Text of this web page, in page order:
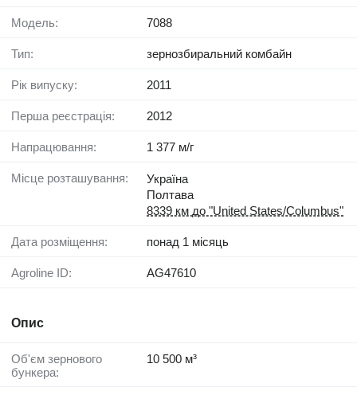
Модель: 7088
Тип: зернозбиральний комбайн
Рік випуску: 2011
Перша реєстрація: 2012
Напрацювання: 1 377 м/г
Місце розташування:
Україна
Полтава
8339 км до "United States/Columbus"
Дата розміщення: понад 1 місяць
Agroline ID: AG47610
Опис
Об'єм зернового
бункера:
10 500 м³